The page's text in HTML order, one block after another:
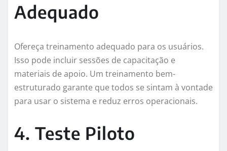
Adequado
Ofereça treinamento adequado para os usuários.
Isso pode incluir sessões de capacitação e
materiais de apoio. Um treinamento bem-
estruturado garante que todos se sintam à vontade
para usar o sistema e reduz erros operacionais.
4. Teste Piloto